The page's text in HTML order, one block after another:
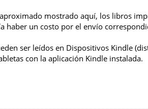
mostrado aquí, los libros
haber un costo por el envío
ser leídos en Dispositivos Kindle
con la aplicación Kindle instalada.